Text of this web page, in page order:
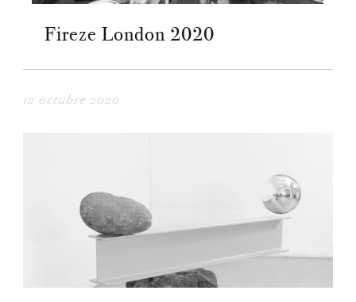
Fireze London 2020
12 octubre 2020